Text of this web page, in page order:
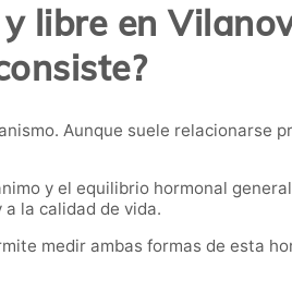
libre en
Aunque suele relacionarse
y el equilibrio hormonal
la calidad de vida.
medir ambas formas de esta